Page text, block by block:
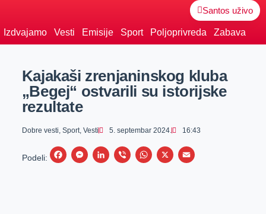
Santos uživo
Izdvajamo Vesti Emisije Sport Poljoprivreda Zabava
Kajakaši zrenjaninskog kluba
„Begej“ ostvarili su istorijske
rezultate
Dobre vesti, Sport, Vesti 5. septembar 2024. 16:43
Podeli:
F
M
L
V
W
X
E